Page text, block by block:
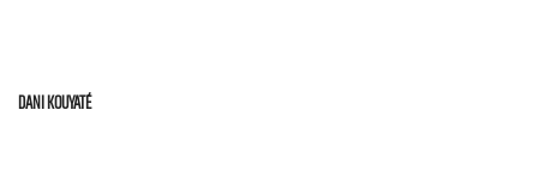
DANI KOUYATÉ